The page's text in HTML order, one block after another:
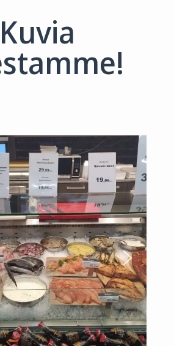
Kuvia